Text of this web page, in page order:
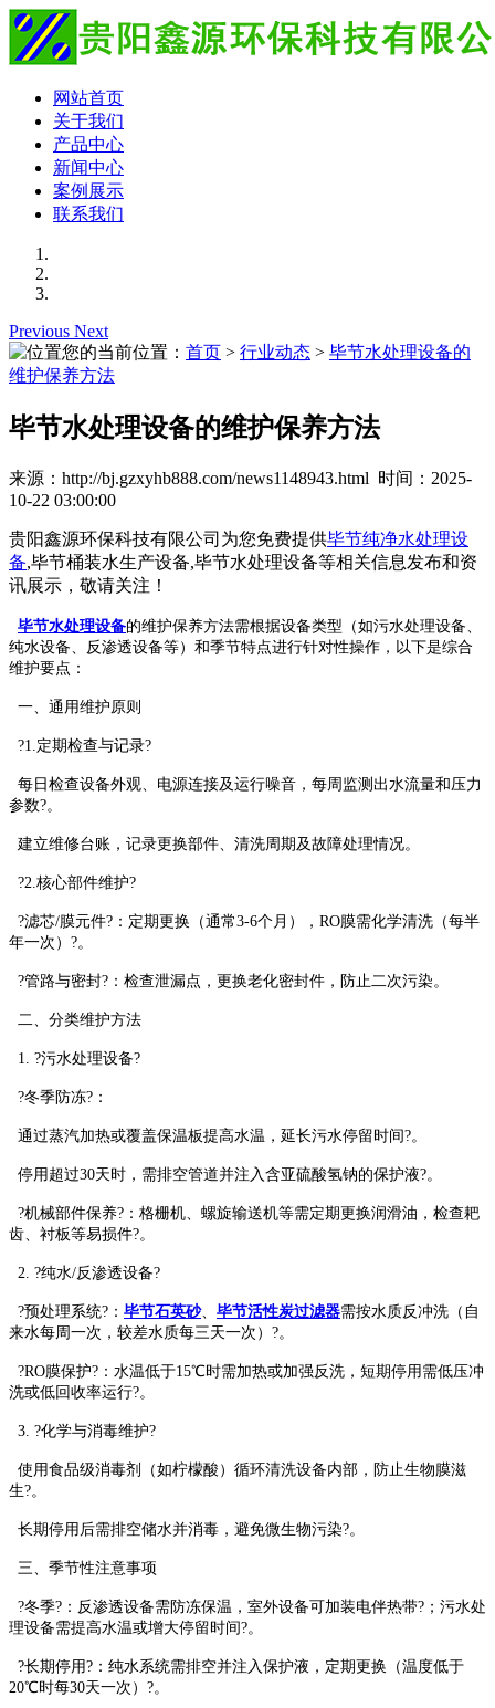
网站首页
关于我们
产品中心
新闻中心
案例展示
联系我们
Previous Next
您的当前位置： 首页 > 行业动态 > 毕节水处理设备的
维护保养方法
毕节水处理设备的维护保养方法
来源：http://bj.gzxyhb888.com/news1148943.html 时间：2025-
10-22 03:00:00
贵阳鑫源环保科技有限公司为您免费提供毕节纯净水处理设
备,毕节桶装水生产设备,毕节水处理设备等相关信息发布和资
讯展示，敬请关注！
毕节水处理设备的维护保养方法需根据设备类型（如污水处理设备、
纯水设备、反渗透设备等）和季节特点进行针对性操作，以下是综合
维护要点：
一、通用维护原则
?1.定期检查与记录?
每日检查设备外观、电源连接及运行噪音，每周监测出水流量和压力
参数?。
建立维修台账，记录更换部件、清洗周期及故障处理情况。
?2.核心部件维护?
?滤芯/膜元件?：定期更换（通常3-6个月），RO膜需化学清洗（每半
年一次）?。
?管路与密封?：检查泄漏点，更换老化密封件，防止二次污染。
二、分类维护方法
1. ?污水处理设备?
?冬季防冻?：
通过蒸汽加热或覆盖保温板提高水温，延长污水停留时间?。
停用超过30天时，需排空管道并注入含亚硫酸氢钠的保护液?。
?机械部件保养?：格栅机、螺旋输送机等需定期更换润滑油，检查耙
齿、衬板等易损件?。
2. ?纯水/反渗透设备?
?预处理系统?： 毕节石英砂、 毕节活性炭过滤器需按水质反冲洗（自
来水每周一次，较差水质每三天一次）?。
?RO膜保护?：水温低于15℃时需加热或加强反洗，短期停用需低压冲
洗或低回收率运行?。
3. ?化学与消毒维护?
使用食品级消毒剂（如柠檬酸）循环清洗设备内部，防止生物膜滋
生?。
长期停用后需排空储水并消毒，避免微生物污染?。
三、季节性注意事项
?冬季?：反渗透设备需防冻保温，室外设备可加装电伴热带?；污水处
理设备需提高水温或增大停留时间?。
?长期停用?：纯水系统需排空并注入保护液，定期更换（温度低于
20℃时每30天一次）?。